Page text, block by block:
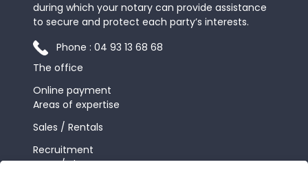
during which your notary can provide assistance
to secure and protect each party’s interests.
Phone : 04 93 13 68 68
The office
Online payment
Areas of expertise
Sales / Rentals
Recruitment
News / Blog